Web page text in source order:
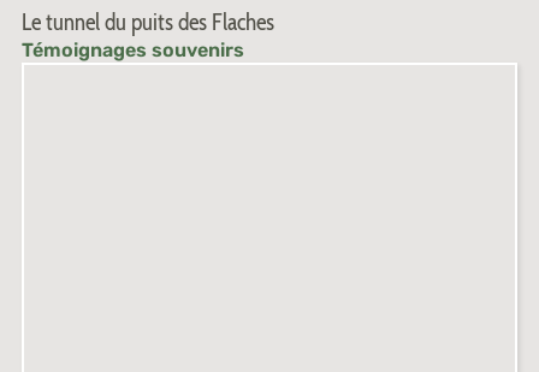
Le tunnel du puits des Flaches
Témoignages souvenirs